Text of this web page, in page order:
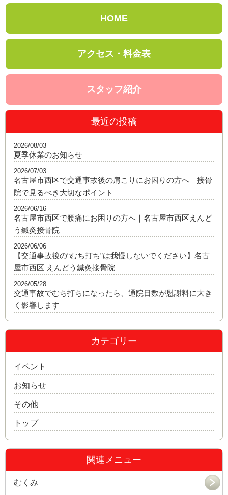
HOME
アクセス・料金表
スタッフ紹介
最近の投稿
夏季休業のお知らせ
2026/08/03
名古屋市西区で交通事故後の肩こりにお困りの方へ｜接骨
院で見るべき大切なポイント
2026/07/03
名古屋市西区で腰痛にお困りの方へ｜名古屋市西区えんど
う鍼灸接骨院
2026/06/16
【交通事故後の“むち打ち”は我慢しないでください】名古
屋市西区 えんどう鍼灸接骨院
2026/06/06
交通事故でむち打ちになったら、通院日数が慰謝料に大き
く影響します
2026/05/28
カテゴリー
イベント
お知らせ
その他
トップ
関連メニュー
むくみ